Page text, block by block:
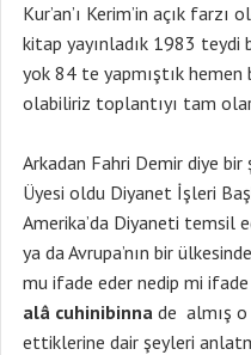
Kur’an’ı Kerim’in açık
kitap yayınladık 1983
yok 84 te yapmıştık
olabiliriz toplantıyı tam
Arkadan Fahri Demir diye
Üyesi oldu Diyanet İşleri
Amerika’da Diyaneti temsil
ya da Avrupa’nın bir
mu ifade eder nedip mi
alâ cuhinibinna de almış
ettiklerine dair şeyleri